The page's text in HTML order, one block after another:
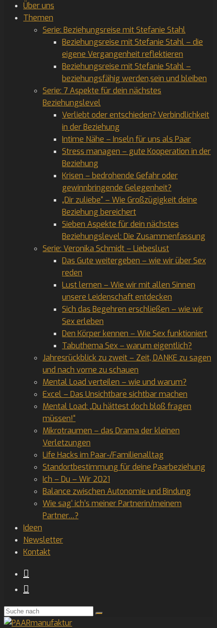
Über uns
Themen
Serie: Beziehungsreise mit Stefanie Stahl
Beziehungsreise mit Stefanie Stahl – die
eigene Vergangenheit reflektieren
Beziehungsreise mit Stefanie Stahl –
beziehungsfähig werden,sein und bleiben
Serie: 7 Aspekte für dein nächstes
Beziehungslevel
Verliebt oder entschieden? Verbindlichkeit
in der Beziehung
Intime Nähe – Inseln für uns als Paar
Stress managen – gute Kooperation in der
Beziehung
Krisen – bedrohende Gefahr oder
gewinnbringende Gelegenheit?
„Dir zuliebe“ – Wie Großzügigkeit deine
Beziehung bereichert
Sieben Aspekte für dein nächstes
Beziehungslevel: Die Zusammenfassung
Serie: Veronika Schmidt – Liebeslust
Das Gute weitergeben – wie wir über Sex
reden
Lust lernen – Wie wir mit allen Sinnen
unsere Leidenschaft entdecken
Sich das Begehren erschließen – wie wir
Sex erleben
Den Körper kennen – Wie Sex funktioniert
Tabuthema Sex – warum eigentlich?
Jahresrückblick zu zweit – Zeit, DANKE zu sagen
und nach vorne zu schauen
Mental Load verteilen – wie und warum?
Excel – Das Unsichtbare sichtbar machen
Mental Load: „Du hättest doch bloß fragen
müssen!“
Mikrotraumen – das Drama der kleinen
Verletzungen
Life Hacks im Paar-/Familienalltag
Standortbestimmung für deine Paarbeziehung
Ich – Du – Wir 2021
Balance zwischen Autonomie und Bindung
Wie sag‘ ich’s meiner Partnerin/meinem
Partner…?
Ideen
Newsletter
Kontakt